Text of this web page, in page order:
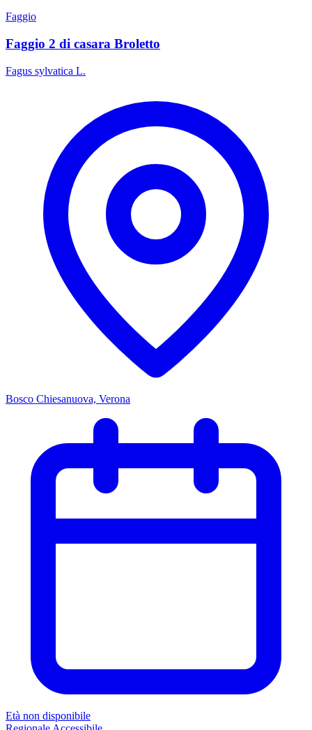
Faggio
Faggio 2 di casara Broletto
Fagus sylvatica L.
Bosco Chiesanuova, Verona
Età non disponibile